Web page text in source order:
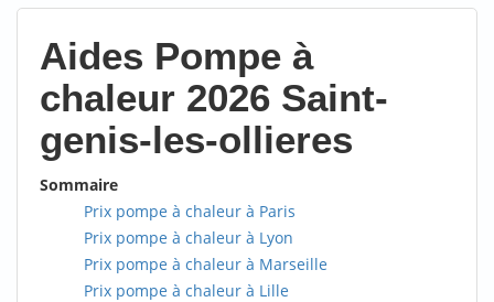
Aides Pompe à
chaleur 2026 Saint-
genis-les-ollieres
Sommaire
Prix pompe à chaleur à Paris
Prix pompe à chaleur à Lyon
Prix pompe à chaleur à Marseille
Prix pompe à chaleur à Lille